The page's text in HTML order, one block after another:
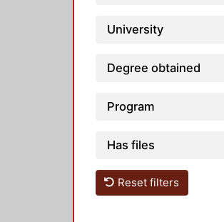
University
Degree obtained
Program
Has files
Reset filters